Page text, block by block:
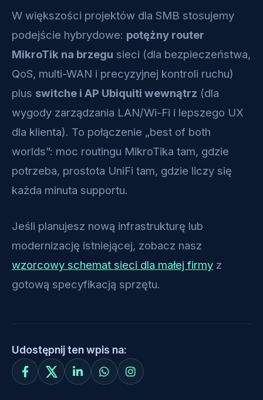
W większości projektów dla SMB stosujemy
podejście hybrydowe: potężny router
MikroTik na brzegu sieci (dla bezpieczeństwa,
QoS, multi-WAN i precyzyjnej kontroli ruchu)
plus switche i AP Ubiquiti wewnątrz (dla
wygody zarządzania LAN/Wi-Fi i lepszego UX
dla klienta). To połączenie „best of both
worlds”: moc routingu MikroTika tam, gdzie
potrzeba, prostota UniFi tam, gdzie liczy się
każda minuta supportu.
Jeśli planujesz nową infrastrukturę lub
modernizację istniejącej, zobacz nasz
wzorcowy schemat sieci dla małej firmy z
gotową specyfikacją sprzętu.
Udostępnij ten wpis na: